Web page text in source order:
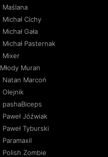
Maślana
Michał Cichy
Michał Gała
Michał Pasternak
Mixer
Młody Muran
Natan Marcoń
Olejnik
pashaBiceps
Paweł Jóźwiak
Paweł Tyburski
Paramaxil
Polish Zombie